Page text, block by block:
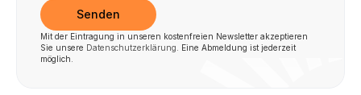
Senden
Mit der Eintragung in unseren kostenfreien Newsletter akzeptieren
Sie unsere Datenschutzerklärung . Eine Abmeldung ist jederzeit
möglich.